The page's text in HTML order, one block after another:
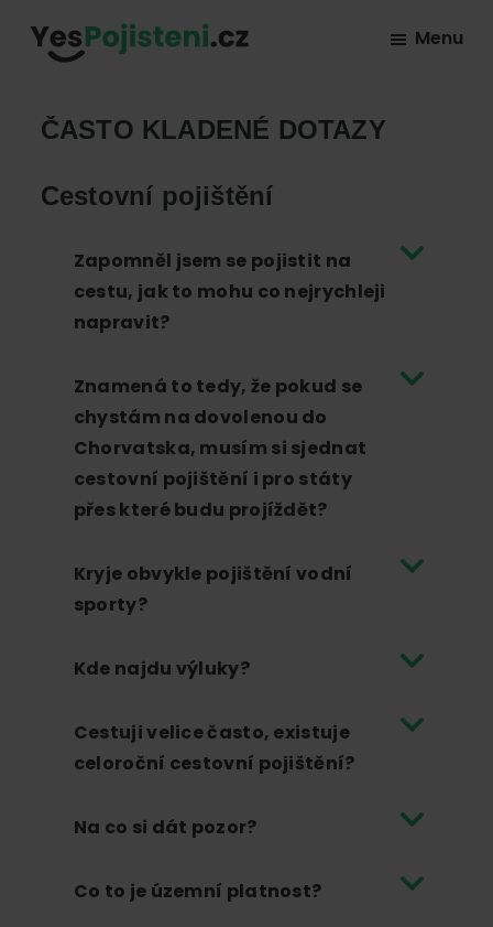
navigation
contentsrovnávač
všech
pojištění
hlavních
pojišťoven
Vyberte
nejlevnější
pojištění
online.
Menu
ČASTO KLADENÉ DOTAZY
Cestovní pojištění
Zapomněl jsem se pojistit na
cestu, jak to mohu co nejrychleji
napravit?
Znamená to tedy, že pokud se
chystám na dovolenou do
Chorvatska, musím si sjednat
cestovní pojištění i pro státy
přes které budu projíždět?
Kryje obvykle pojištění vodní
sporty?
Kde najdu výluky?
Cestuji velice často, existuje
celoroční cestovní pojištění?
Na co si dát pozor?
Co to je územní platnost?